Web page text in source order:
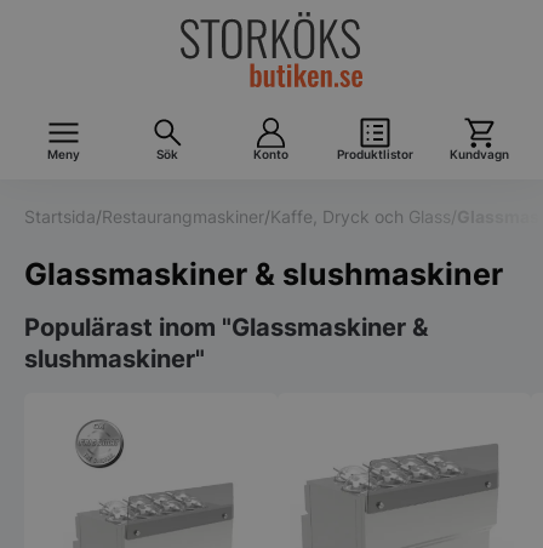
Meny Sök Konto Produktlistor Kundvagn
Startsida/Restaurangmaskiner/Kaffe, Dryck och Glass/
Glassmaskiner & slushmaskiner
Populärast inom "Glassmaskiner &
slushmaskiner"